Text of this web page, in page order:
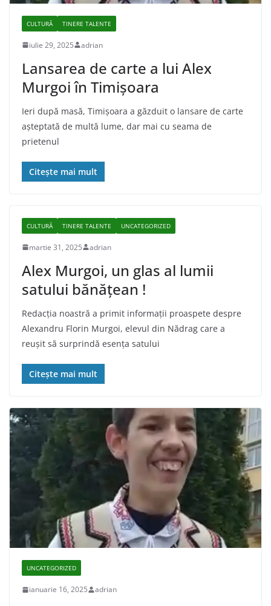
CULTURĂ TINERE TALENTE
iulie 29, 2025 adrian
Lansarea de carte a lui Alex
Murgoi în Timișoara
Ieri după masă, Timişoara a găzduit o lansare de carte
aşteptată de multă lume, dar mai cu seama de
prietenul
Citește mai mult
CULTURĂ TINERE TALENTE UNCATEGORIZED
martie 31, 2025 adrian
Alex Murgoi, un glas al lumii
satului bănățean !
Redacția noastră a primit informații proaspete despre
Alexandru Florin Murgoi, elevul din Nădrag care a
reușit să surprindă esența satului
Citește mai mult
UNCATEGORIZED
ianuarie 16, 2025 adrian